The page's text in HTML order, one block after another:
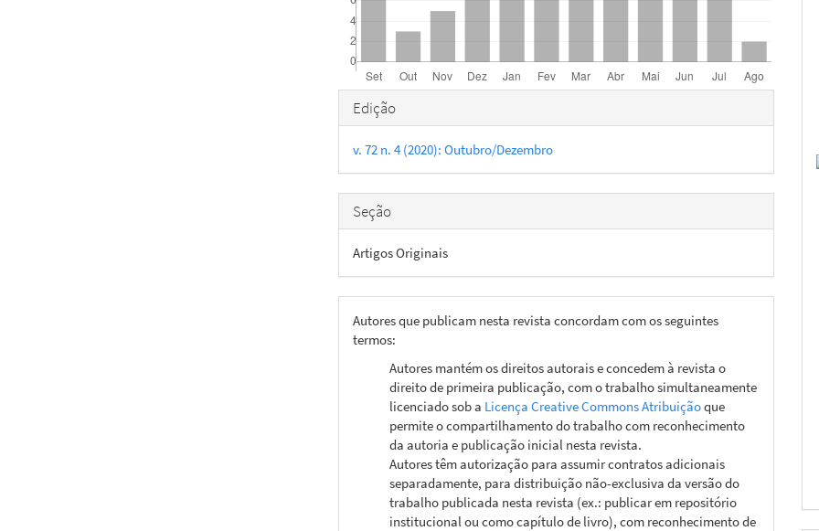
Detalhes
do
artigo
Edição
v. 72 n. 4 (2020): Outubro/Dezembro
Seção
Artigos Originais
Autores que publicam nesta revista concordam com os seguintes
termos:
Autores mantém os direitos autorais e concedem à revista o
direito de primeira publicação, com o trabalho simultaneamente
licenciado sob a Licença Creative Commons Atribuiçãoque
permite o compartilhamento do trabalho com reconhecimento
da autoria e publicação inicial nesta revista.
Autores têm autorização para assumir contratos adicionais
separadamente, para distribuição não-exclusiva da versão do
trabalho publicada nesta revista (ex.: publicar em repositório
institucional ou como capítulo de livro), com reconhecimento de